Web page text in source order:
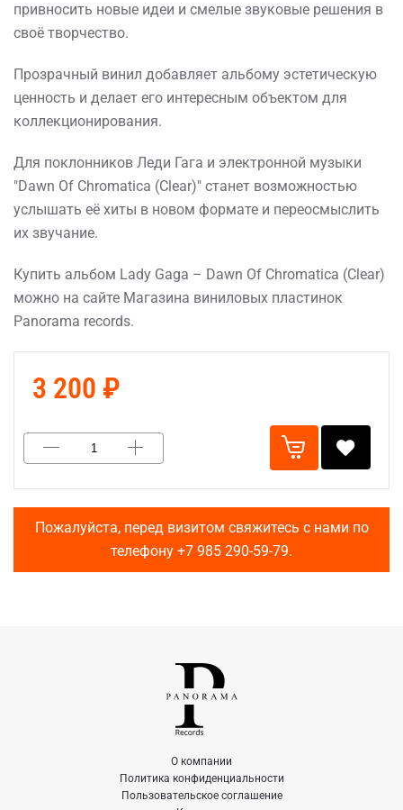
привносить новые идеи и смелые звуковые решения в
своё творчество.
Прозрачный винил добавляет альбому эстетическую
ценность и делает его интересным объектом для
коллекционирования.
Для поклонников Леди Гага и электронной музыки
"Dawn Of Chromatica (Clear)" станет возможностью
услышать её хиты в новом формате и переосмыслить
их звучание.
Купить альбом Lady Gaga – Dawn Of Chromatica (Clear)
можно на сайте Магазина виниловых пластинок
Panorama records.
3 200 ₽
Пожалуйста, перед визитом свяжитесь с нами по
телефону +7 985 290-59-79.
О компании
Политика конфиденциальности
Пользовательское соглашение